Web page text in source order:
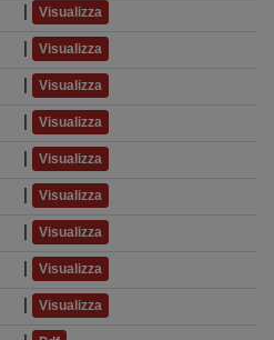
Visualizza
Visualizza
Visualizza
Visualizza
Visualizza
Visualizza
Visualizza
Visualizza
Visualizza